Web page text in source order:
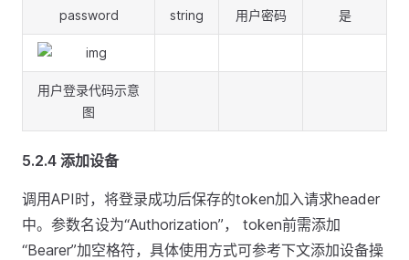
password string 用户密码 是
用户登录代码示意
图
5.2.4 添加设备
调用API时，将登录成功后保存的token加入请求header
中。参数名设为“Authorization”， token前需添加
“Bearer”加空格符，具体使用方式可参考下文添加设备操